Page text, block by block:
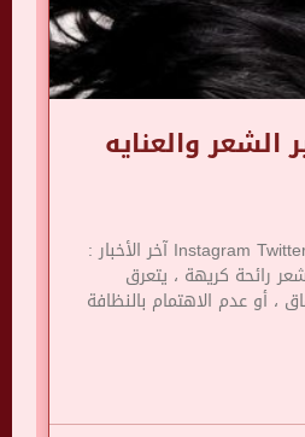
والعنايه
Instagram Twitter Snapchat Youtube آخر الأخبار :
رائحة كريهة ، يتعرق
، أو عدم الاهتمام بالنظافة